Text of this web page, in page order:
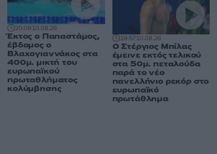
20:0910.08.26
Έκτος ο Παπαστάμος,
έβδομος ο
Βλαχογιαννάκος στα
400μ. μικτή του
ευρωπαϊκού
πρωταθλήματος
κολύμβησης
19:5710.08.26
Ο Στέργιος Μπίλας
έμεινε εκτός τελικού
στα 50μ. πεταλούδα
παρά το νέο
πανελλήνιο ρεκόρ στο
ευρωπαϊκό
πρωτάθλημα